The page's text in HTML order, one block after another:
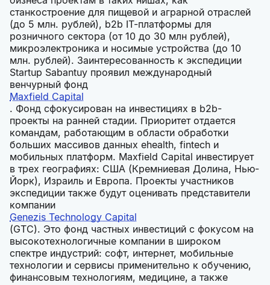
станкостроение для пищевой и аграрной отраслей
(до 5 млн. рублей), b2b IT-платформы для
розничного сектора (от 10 до 30 млн рублей),
микроэлектроника и носимые устройства (до 10
млн. рублей). Заинтересованность к экспедиции
Startup Sabantuy проявил международный
венчурный фонд
Maxfield Capital
. Фонд сфокусирован на инвестициях в b2b-
проекты на ранней стадии. Приоритет отдается
командам, работающим в области обработки
больших массивов данных ehealth, fintech и
мобильных платформ. Maxfield Capital инвестирует
в трех географиях: США (Кремниевая Долина, Нью-
Йорк), Израиль и Европа. Проекты участников
экспедиции также будут оценивать представители
компании
Genezis Technology Capital
(GTC). Это фонд частных инвестиций с фокусом на
высокотехнологичные компании в широком
спектре индустрий: софт, интернет, мобильные
технологии и сервисы применительно к обучению,
финансовым технологиям, медицине, а также